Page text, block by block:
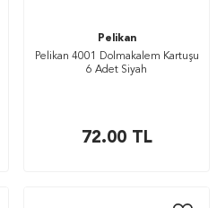
Pelikan
Pelikan 4001 Dolmakalem Kartuşu
6 Adet Siyah
72.00TL